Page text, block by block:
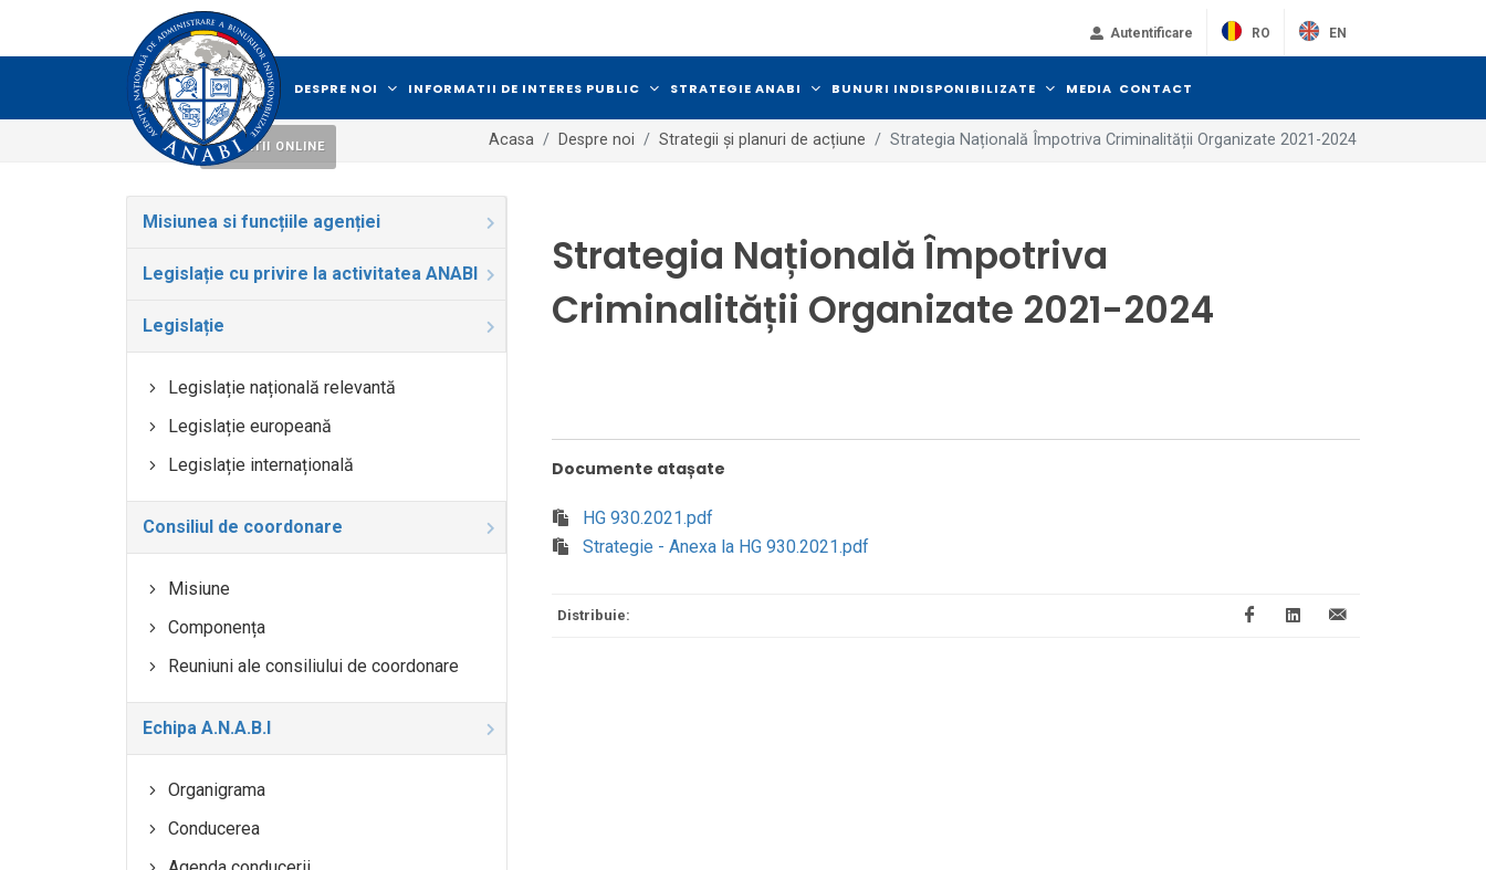
Autentificare RO EN
LICITATII ONLINE
DESPRE NOI INFORMATII DE INTERES PUBLIC STRATEGIE ANABI BUNURI INDISPONIBILIZATE MEDIA CONTACT
Acasa Despre noi Strategii și planuri de acțiune Strategia Națională Împotriva Criminalității Organizate 2021-2024
Strategia Națională Împotriva
Criminalității Organizate 2021-2024
Documente atașate
HG 930.2021.pdf
Strategie - Anexa la HG 930.2021.pdf
Distribuie:
Misiunea si funcțiile agenției
Legislație cu privire la activitatea ANABI
Legislație
Legislație națională relevantă
Legislație europeană
Legislație internațională
Consiliul de coordonare
Misiune
Componența
Reuniuni ale consiliului de coordonare
Echipa A.N.A.B.I
Organigrama
Conducerea